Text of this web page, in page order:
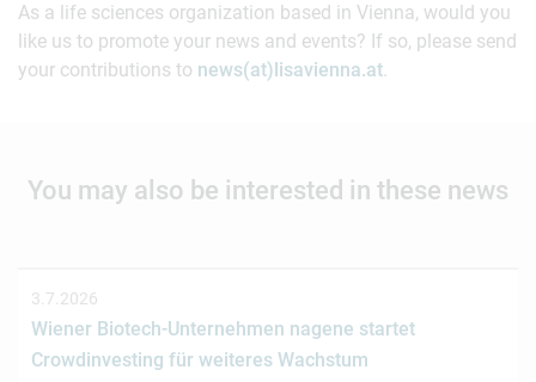
As a life sciences organization based in Vienna, would you
like us to promote your news and events? If so, please send
your contributions to news(at)lisavienna.at.
You may also be interested in these news
3.7.2026
Wiener Biotech-Unternehmen nagene startet
Crowdinvesting für weiteres Wachstum